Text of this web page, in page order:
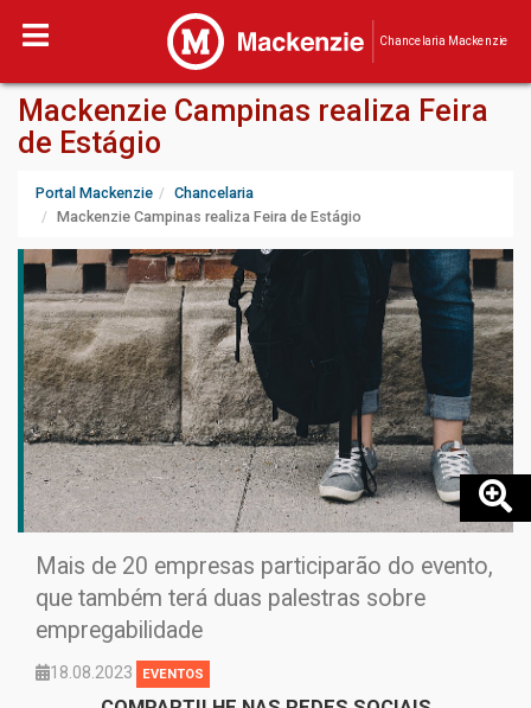
Chancelaria Mackenzie
Mackenzie Campinas realiza Feira
de Estágio
Portal Mackenzie
Chancelaria
Mackenzie Campinas realiza Feira de Estágio
Mais de 20 empresas participarão do evento,
que também terá duas palestras sobre
empregabilidade
18.08.2023 EVENTOS